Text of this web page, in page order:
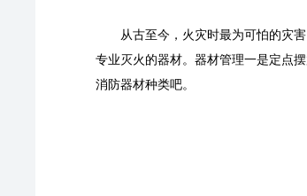
从古至今，火灾时最为可怕的灾
专业灭火的器材。器材管理一是定点
消防器材种类吧。